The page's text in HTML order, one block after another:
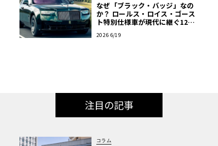
なぜ「ブラック・バッジ」なの
か？ ロールス・ロイス・ゴース
ト特別仕様車が現代に継ぐ120
2026 6/19
注目の記事
コラム